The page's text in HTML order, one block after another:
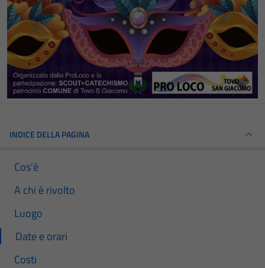
INDICE DELLA PAGINA
Cos'è
A chi è rivolto
Luogo
Date e orari
Costi